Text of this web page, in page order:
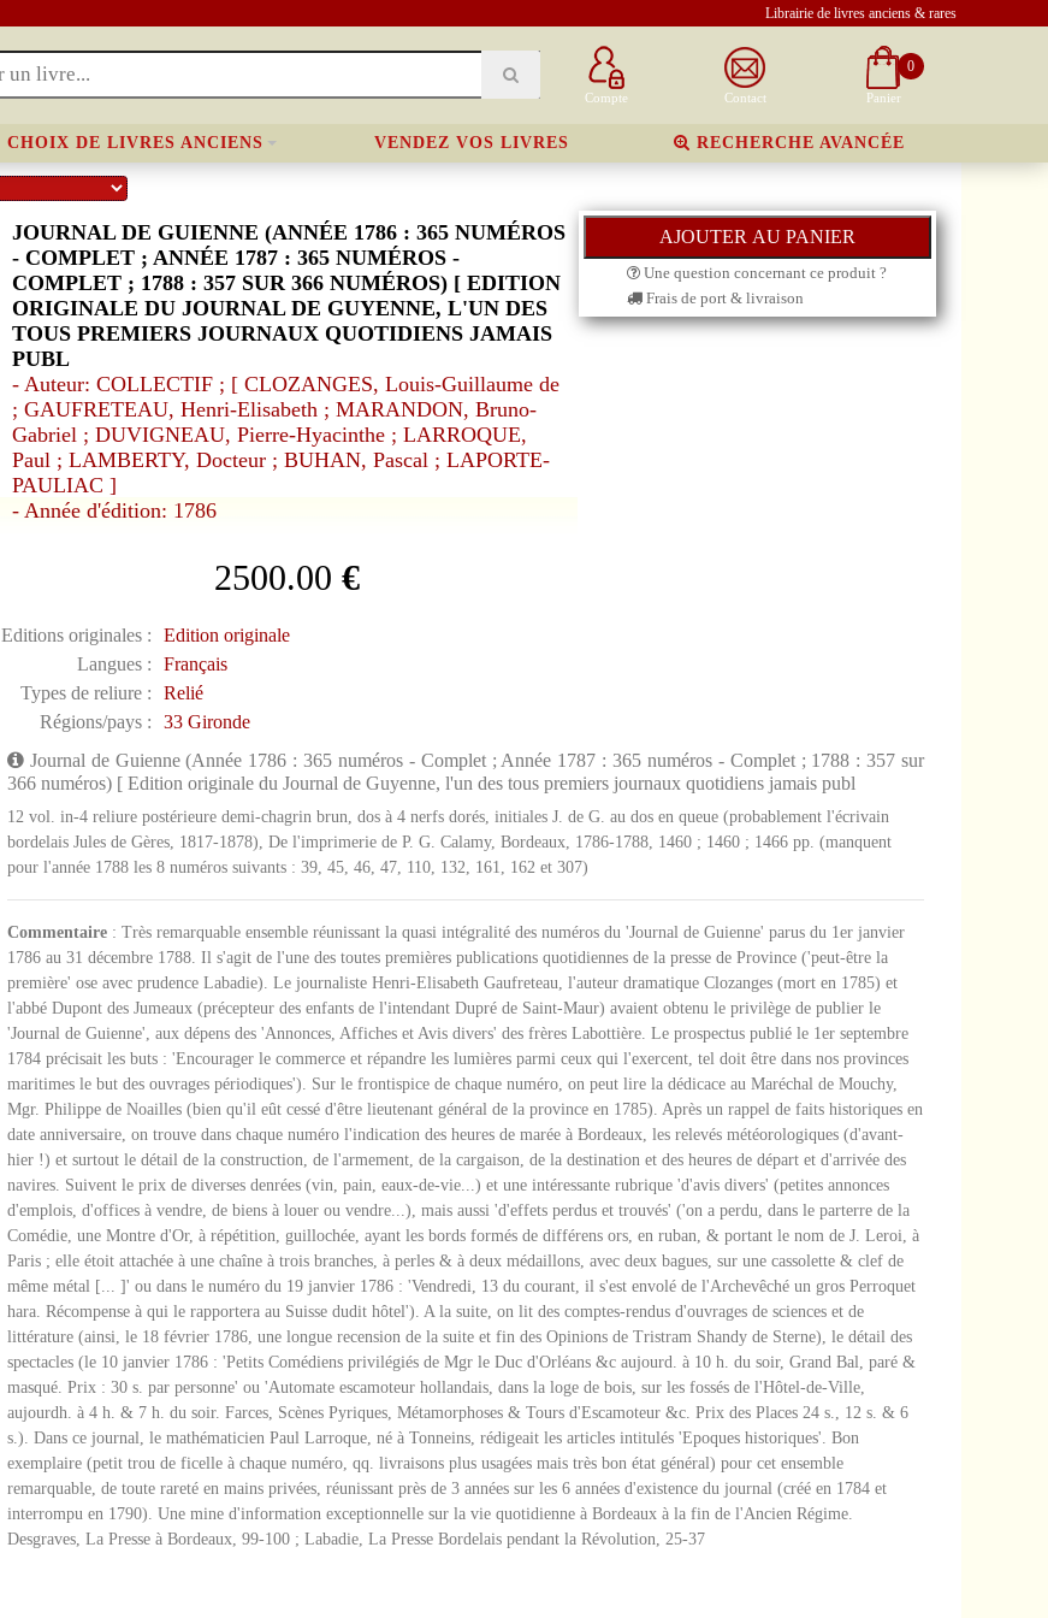
Librairie de livres anciens & rares
Compte Contact
0
Panier
CHOIX DE LIVRES ANCIENS VENDEZ VOS LIVRES RECHERCHE AVANCÉE
JOURNAL DE GUIENNE (ANNÉE 1786 : 365 NUMÉROS
- COMPLET ; ANNÉE 1787 : 365 NUMÉROS -
COMPLET ; 1788 : 357 SUR 366 NUMÉROS) [ EDITION
ORIGINALE DU JOURNAL DE GUYENNE, L'UN DES
TOUS PREMIERS JOURNAUX QUOTIDIENS JAMAIS
PUBL
- Auteur: COLLECTIF ; [ CLOZANGES, Louis-Guillaume de
; GAUFRETEAU, Henri-Elisabeth ; MARANDON, Bruno-
Gabriel ; DUVIGNEAU, Pierre-Hyacinthe ; LARROQUE,
Paul ; LAMBERTY, Docteur ; BUHAN, Pascal ; LAPORTE-
PAULIAC ]
- Année d'édition: 1786
2500.00 €
Editions originales :
Edition originale
Langues :
Français
Types de reliure :
Relié
Régions/pays :
33 Gironde
Une question concernant ce produit ?
Frais de port & livraison
Journal de Guienne (Année 1786 : 365 numéros - Complet ; Année 1787 : 365 numéros - Complet ; 1788 : 357 sur
366 numéros) [ Edition originale du Journal de Guyenne, l'un des tous premiers journaux quotidiens jamais publ
12 vol. in-4 reliure postérieure demi-chagrin brun, dos à 4 nerfs dorés, initiales J. de G. au dos en queue (probablement l'écrivain
bordelais Jules de Gères, 1817-1878), De l'imprimerie de P. G. Calamy, Bordeaux, 1786-1788, 1460 ; 1460 ; 1466 pp. (manquent
pour l'année 1788 les 8 numéros suivants : 39, 45, 46, 47, 110, 132, 161, 162 et 307)
Commentaire: Très remarquable ensemble réunissant la quasi intégralité des numéros du 'Journal de Guienne' parus du 1er janvier
1786 au 31 décembre 1788. Il s'agit de l'une des toutes premières publications quotidiennes de la presse de Province ('peut-être la
première' ose avec prudence Labadie). Le journaliste Henri-Elisabeth Gaufreteau, l'auteur dramatique Clozanges (mort en 1785) et
l'abbé Dupont des Jumeaux (précepteur des enfants de l'intendant Dupré de Saint-Maur) avaient obtenu le privilège de publier le
'Journal de Guienne', aux dépens des 'Annonces, Affiches et Avis divers' des frères Labottière. Le prospectus publié le 1er septembre
1784 précisait les buts : 'Encourager le commerce et répandre les lumières parmi ceux qui l'exercent, tel doit être dans nos provinces
maritimes le but des ouvrages périodiques'). Sur le frontispice de chaque numéro, on peut lire la dédicace au Maréchal de Mouchy,
Mgr. Philippe de Noailles (bien qu'il eût cessé d'être lieutenant général de la province en 1785). Après un rappel de faits historiques en
date anniversaire, on trouve dans chaque numéro l'indication des heures de marée à Bordeaux, les relevés météorologiques (d'avant-
hier !) et surtout le détail de la construction, de l'armement, de la cargaison, de la destination et des heures de départ et d'arrivée des
navires. Suivent le prix de diverses denrées (vin, pain, eaux-de-vie...) et une intéressante rubrique 'd'avis divers' (petites annonces
d'emplois, d'offices à vendre, de biens à louer ou vendre...), mais aussi 'd'effets perdus et trouvés' ('on a perdu, dans le parterre de la
Comédie, une Montre d'Or, à répétition, guillochée, ayant les bords formés de différens ors, en ruban, & portant le nom de J. Leroi, à
Paris ; elle étoit attachée à une chaîne à trois branches, à perles & à deux médaillons, avec deux bagues, sur une cassolette & clef de
même métal [... ]' ou dans le numéro du 19 janvier 1786 : 'Vendredi, 13 du courant, il s'est envolé de l'Archevêché un gros Perroquet
hara. Récompense à qui le rapportera au Suisse dudit hôtel'). A la suite, on lit des comptes-rendus d'ouvrages de sciences et de
littérature (ainsi, le 18 février 1786, une longue recension de la suite et fin des Opinions de Tristram Shandy de Sterne), le détail des
spectacles (le 10 janvier 1786 : 'Petits Comédiens privilégiés de Mgr le Duc d'Orléans &c aujourd. à 10 h. du soir, Grand Bal, paré &
masqué. Prix : 30 s. par personne' ou 'Automate escamoteur hollandais, dans la loge de bois, sur les fossés de l'Hôtel-de-Ville,
aujourdh. à 4 h. & 7 h. du soir. Farces, Scènes Pyriques, Métamorphoses & Tours d'Escamoteur &c. Prix des Places 24 s., 12 s. & 6
s.). Dans ce journal, le mathématicien Paul Larroque, né à Tonneins, rédigeait les articles intitulés 'Epoques historiques'. Bon
exemplaire (petit trou de ficelle à chaque numéro, qq. livraisons plus usagées mais très bon état général) pour cet ensemble
remarquable, de toute rareté en mains privées, réunissant près de 3 années sur les 6 années d'existence du journal (créé en 1784 et
interrompu en 1790). Une mine d'information exceptionnelle sur la vie quotidienne à Bordeaux à la fin de l'Ancien Régime.
Desgraves, La Presse à Bordeaux, 99-100 ; Labadie, La Presse Bordelais pendant la Révolution, 25-37